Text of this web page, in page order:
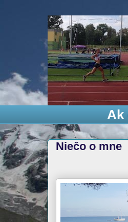
Ak
Niečo o mne